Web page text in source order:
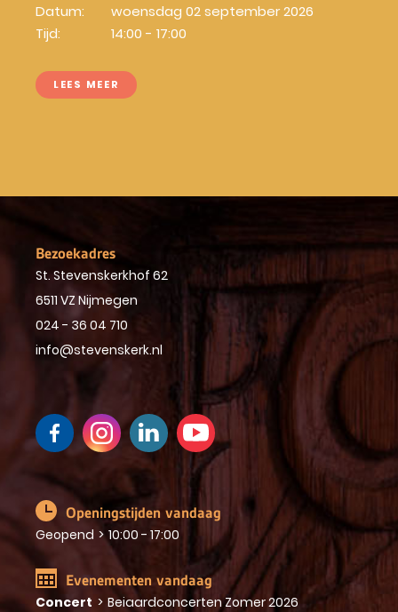
Datum:
Tijd:
woensdag 02 september 2026
14:00 - 17:00
LEES MEER
Bezoekadres
St. Stevenskerkhof 62
6511 VZ Nijmegen
024 - 36 04 710
info@stevenskerk.nl
Openingstijden vandaag
Geopend > 10:00 - 17:00
Evenementen vandaag
Concert > Beiaardconcerten Zomer 2026